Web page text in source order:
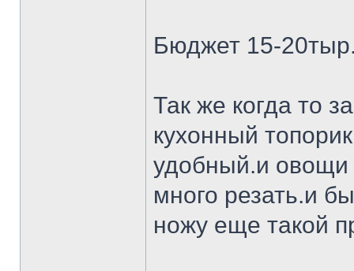
Бюджет 15-
Так же когда то
кухонный
удобный.и овощи
много резать.и
ножу еще такой